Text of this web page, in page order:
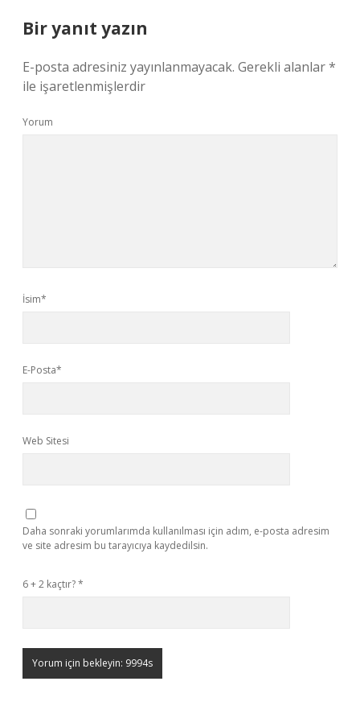
Bir yanıt yazın
E-posta adresiniz yayınlanmayacak. Gerekli alanlar*
ile işaretlenmişlerdir
Yorum
İsim*
E-Posta*
Web Sitesi
Daha sonraki yorumlarımda kullanılması için adım, e-posta adresim
ve site adresim bu tarayıcıya kaydedilsin.
6 + 2 kaçtır?*